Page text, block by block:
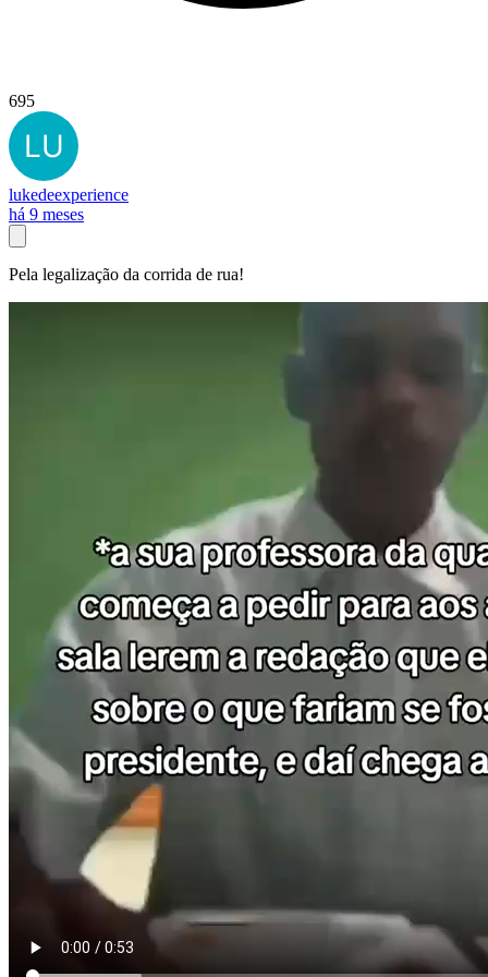
695
lukedeexperience
há 9 meses
Pela legalização da corrida de rua!